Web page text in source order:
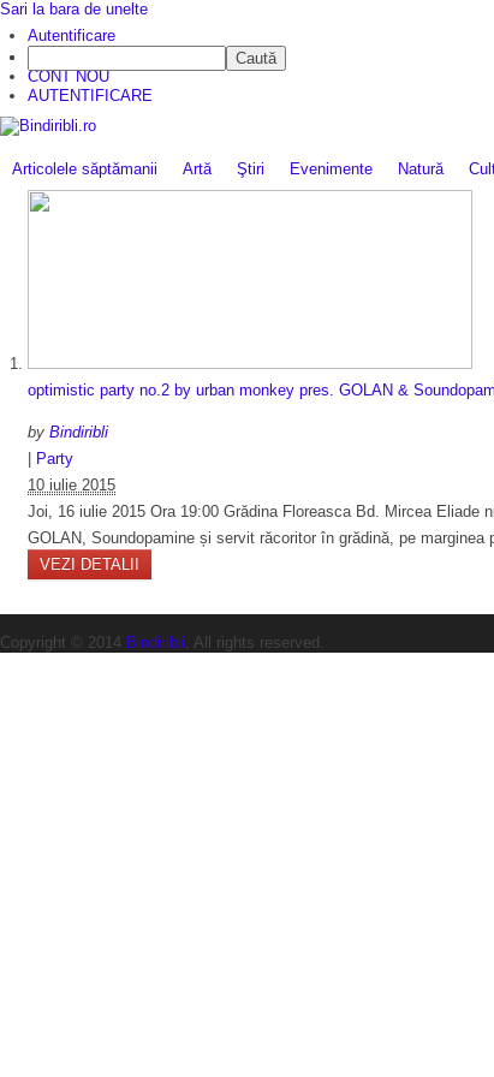
CONT NOU
AUTENTIFICARE
Articolele săptămanii Artă Ştiri Evenimente Natură
optimistic party no.2 by urban monkey pres. GOLAN &
byBindiribli
Party
10 iulie 2015
Joi, 16 iulie 2015 Ora 19:00 Grădina Floreasca Bd. Mircea
GOLAN, Soundopamine și servit răcoritor în grădină, pe
VEZI DETALII
Copyright © 2014 Bindiribli . All rights reserved.
Sari la bara de unelte
Autentificare
Caută